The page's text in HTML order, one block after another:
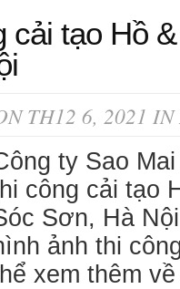
cải tạo Hồ
TH12 6, 2021 IN
ty Sao
công cải tạo
Sơn, Hà
ảnh thi
xem thêm